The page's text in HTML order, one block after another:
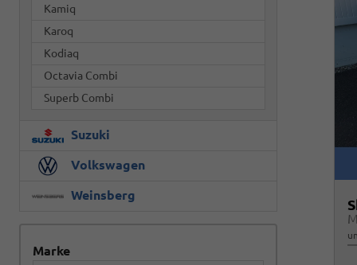
Kamiq
Karoq
Kodiaq
Octavia Combi
Superb Combi
Suzuki
Volkswagen
Weinsberg
Marke